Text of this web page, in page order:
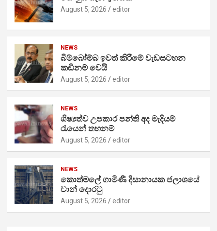
August 5, 2026 editor
NEWS
බිම්බෝම්බ ඉවත් කිරීමේ වැඩසටහන
කඩිනම් වෙයි
August 5, 2026 editor
NEWS
ශිෂ්‍යත්ව උපකාර පන්ති අද මැදියම්
රැයෙන් තහනම්
August 5, 2026 editor
NEWS
කොත්මලේ ගාමිණී දිසානායක ජලාශයේ
වාන් දොරටු
August 5, 2026 editor